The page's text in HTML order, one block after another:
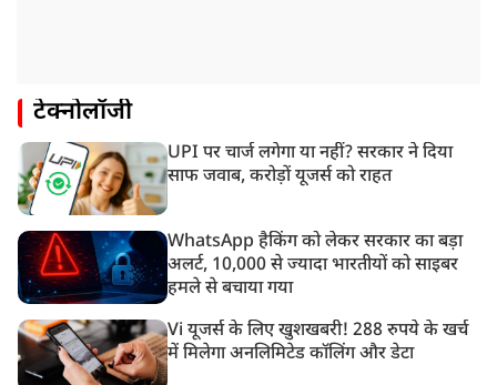
टेक्नोलॉजी
UPI पर चार्ज लगेगा या नहीं? सरकार ने दिया
साफ जवाब, करोड़ों यूजर्स को राहत
WhatsApp हैकिंग को लेकर सरकार का बड़ा
अलर्ट, 10,000 से ज्यादा भारतीयों को साइबर
हमले से बचाया गया
Vi यूजर्स के लिए खुशखबरी! 288 रुपये के खर्च
में मिलेगा अनलिमिटेड कॉलिंग और डेटा